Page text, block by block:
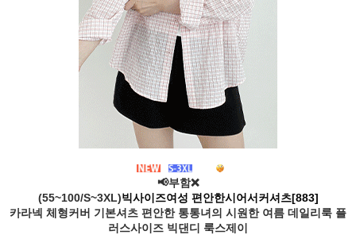
📢부함❌
(55~100/S~3XL)빅사이즈여성 편안한시어서커셔츠[883]
카라넥 체형커버 기본셔츠 편안한 통통녀의 시원한 여름 데일리룩 플
러스사이즈 빅댄디 룩스제이